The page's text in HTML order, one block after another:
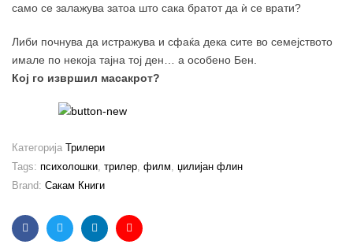
само се залажува затоа што сака братот да ѝ се врати?
Либи почнува да истражува и сфаќа дека сите во семејството
имале по некоја тајна тој ден… а особено Бен.
Кој го извршил масакрот?
Категорија Трилери
Tags: психолошки, трилер, филм, џилијан флин
Brand: Сакам Книги
FacebookTwitterLinkedinEmail